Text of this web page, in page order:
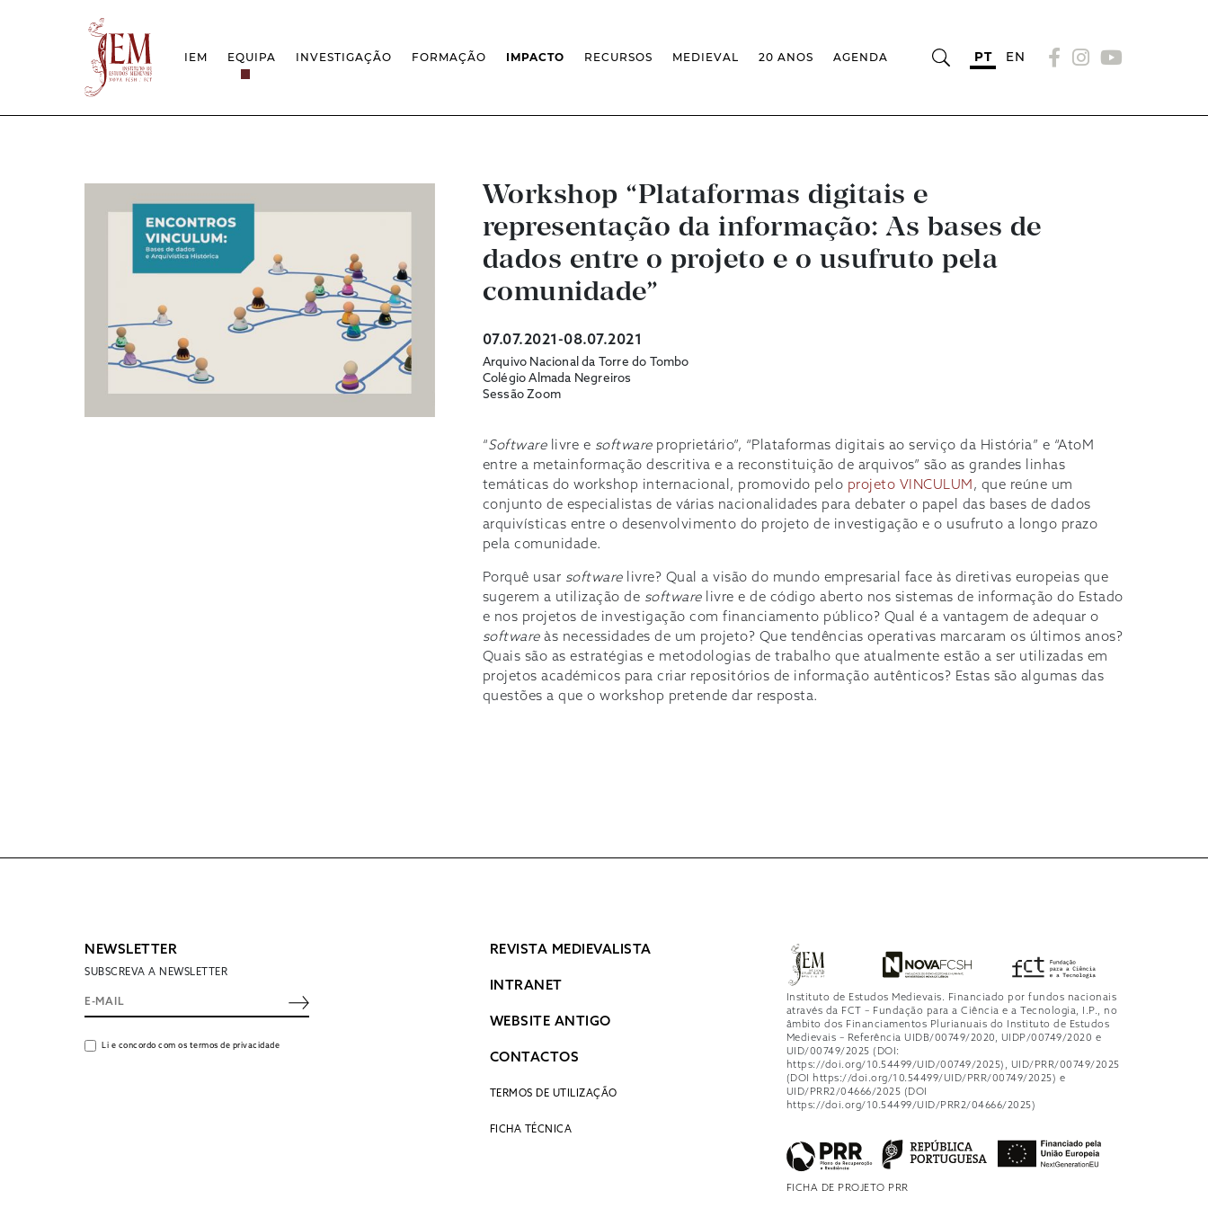
IEM
RELATÓRIOS FCT
QUESTÕES DE ASSÉDIO E ÉTICA
EQUIPA INVESTIGAÇÃO FORMAÇÃO
FORMAÇÃO AO LONGO DA VIDA
FORMAÇÃO INTERNA
IMPACTO
CONFERÊNCIA IEM
IEM NOS MEDIA
ARQUIVO DE EVENTOS
INSTALAÇÕES IEM
RECURSOS
BIBLIOTECA DIGITAL
BIBLIOTECA IEM
INFRAESTRUTURA ROSSIO
MEDIEVAL 20 ANOS AGENDA PT EN
Workshop “Plataformas digitais e
representação da informação: As bases de
dados entre o projeto e o usufruto pela
comunidade”
07.07.2021-08.07.2021
Arquivo Nacional da Torre do Tombo
Colégio Almada Negreiros
Sessão Zoom
“Software livre e software proprietário”, “Plataformas digitais ao serviço da História” e “AtoM
entre a metainformação descritiva e a reconstituição de arquivos” são as grandes linhas
temáticas do workshop internacional, promovido pelo projeto VINCULUM, que reúne um
conjunto de especialistas de várias nacionalidades para debater o papel das bases de dados
arquivísticas entre o desenvolvimento do projeto de investigação e o usufruto a longo prazo
pela comunidade.
Porquê usar softwarelivre? Qual a visão do mundo empresarial face às diretivas europeias que
sugerem a utilização de software livre e de código aberto nos sistemas de informação do Estado
e nos projetos de investigação com financiamento público? Qual é a vantagem de adequar o
softwareàs necessidades de um projeto? Que tendências operativas marcaram os últimos anos?
Quais são as estratégias e metodologias de trabalho que atualmente estão a ser utilizadas em
projetos académicos para criar repositórios de informação autênticos? Estas são algumas das
questões a que o workshop pretende dar resposta.
NEWSLETTER
SUBSCREVA A NEWSLETTER
Li e concordo com os termos de privacidade
REVISTA MEDIEVALISTA
INTRANET
WEBSITE ANTIGO
CONTACTOS
TERMOS DE UTILIZAÇÃO
FICHA TÉCNICA
Instituto de Estudos Medievais. Financiado por fundos nacionais
através da FCT – Fundação para a Ciência e a Tecnologia, I.P., no
âmbito dos Financiamentos Plurianuais do Instituto de Estudos
Medievais – Referência UIDB/00749/2020, UIDP/00749/2020 e
UID/00749/2025 (DOI:
https://doi.org/10.54499/UID/00749/2025), UID/PRR/00749/2025
(DOI https://doi.org/10.54499/UID/PRR/00749/2025) e
UID/PRR2/04666/2025 (DOI
https://doi.org/10.54499/UID/PRR2/04666/2025)
FICHA DE PROJETO PRR